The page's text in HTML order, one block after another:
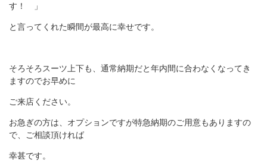
す！ 」
と言ってくれた瞬間が最高に幸せです。
そろそろスーツ上下も、通常納期だと年内間に合わなくなってき
ますのでお早めに
ご来店ください。
お急ぎの方は、オプションですが特急納期のご用意もありますの
で、ご相談頂ければ
幸甚です。